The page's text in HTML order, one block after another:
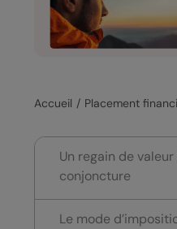
Accueil Placement
Un regain de
conjoncture
Le mode